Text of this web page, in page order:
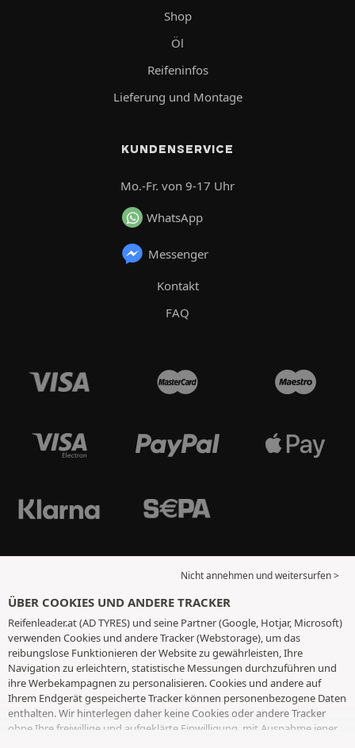
Shop
Öl
Reifeninfos
Lieferung und Montage
KUNDENSERVICE
Mo.-Fr. von 9-17 Uhr
WhatsApp
Messenger
Kontakt
FAQ
Nicht annehmen und weitersurfen >
ÜBER COOKIES UND ANDERE TRACKER
Reifenleader.at (AD TYRES) und seine Partner (Google, Hotjar, Microsoft)
verwenden Cookies und andere Tracker (Webstorage), um das
reibungslose Funktionieren der Website zu gewährleisten, Ihre
Navigation zu erleichtern, statistische Messungen durchzuführen und
ihre Werbekampagnen zu personalisieren. Cookies und andere auf
Ihrem Endgerät gespeicherte Tracker können personenbezogene Daten
enthalten. Wir hinterlegen daher keine Cookies oder andere Tracker
ohne Ihre freiwillige und aufgeklärte Einwilligung, mit Ausnahme jener,